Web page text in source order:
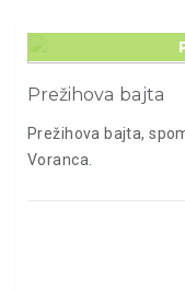
Prežihova bajta
Prežihova bajta,
Voranca.